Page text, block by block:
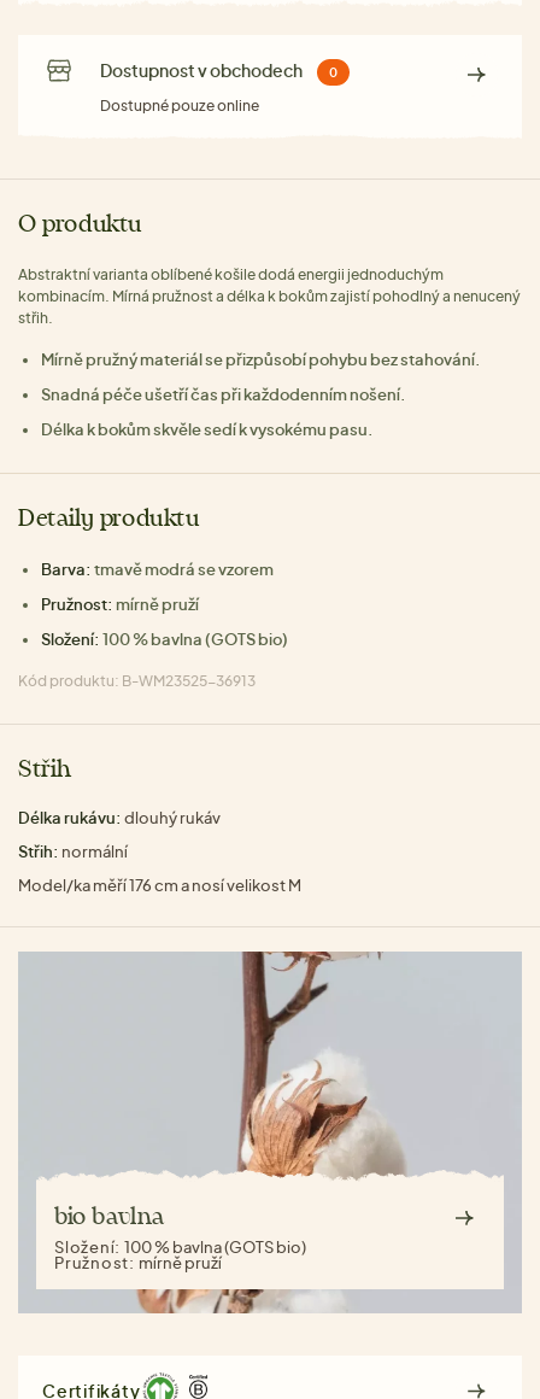
Dostupnost v obchodech 0
Dostupné pouze online
O produktu
Abstraktní varianta oblíbené košile dodá energii jednoduchým
kombinacím. Mírná pružnost a délka k bokům zajistí pohodlný a nenucený
střih.
Mírně pružný materiál se přizpůsobí pohybu bez stahování.
Snadná péče ušetří čas při každodenním nošení.
Délka k bokům skvěle sedí k vysokému pasu.
Detaily produktu
Barva: tmavě modrá se vzorem
Pružnost: mírně pruží
Složení: 100 % bavlna (GOTS bio)
Kód produktu: B-WM23525-36913
Střih
Délka rukávu: dlouhý rukáv
Střih: normální
Model/ka měří 176 cm a nosí velikost M
bio bavlna
Složení:100 % bavlna (GOTS bio)
Pružnost: mírně pruží
Certifikáty